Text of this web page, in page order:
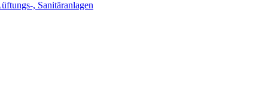
, Sanitäranlagen